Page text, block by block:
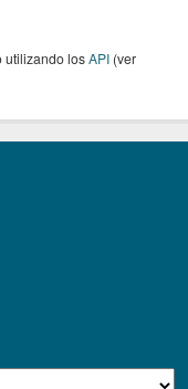
utilizando losAPI (ver